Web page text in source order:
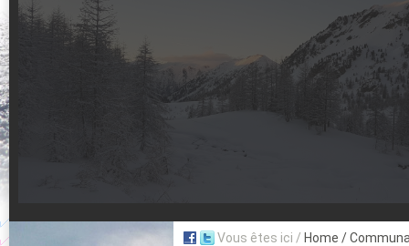
Aujourd'hui : T° Min :
Suivez en direct l'actualité des stations
Vous êtes ici / Home /